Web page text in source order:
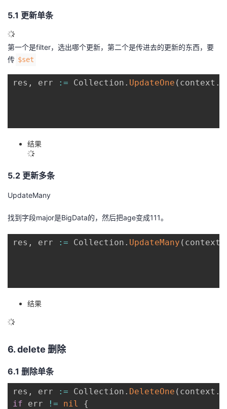
5.1 更新单条
第一个是filter，选出哪个更新，第二个是传进去的更新的东西，要
传 $set
res , err := Collection . UpdateOne ( context .
结果
5.2 更新多条
UpdateMany
找到字段major是BigData的，然后把age变成111。
res , err := Collection . UpdateMany ( context
结果
6. delete 删除
6.1 删除单条
res , err := Collection . DeleteOne ( context .
if err != nil
{